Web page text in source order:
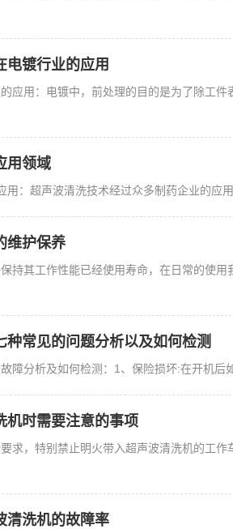
电镀行业的应用
应用：电镀中，前处理的目的是为了除工
用领域
用：超声波清洗技术经过众多制药企业的应
维护保养
持其工作性能已经使用寿命，在日常的使
种常见的问题分析以及如何检测
障分析及如何检测：1、保险损坏:在开机后
机时需要注意的事项
求，特别禁止明火带入超声波清洗机的工
清洗机的故障率